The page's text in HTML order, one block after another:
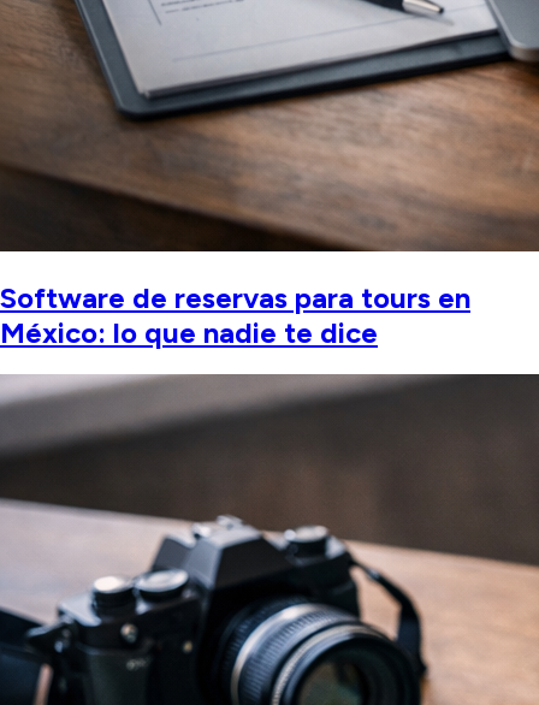
Software de reservas para tours en
México: lo que nadie te dice